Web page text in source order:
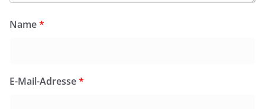
Name*
E-Mail-Adresse*